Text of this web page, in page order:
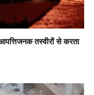
तस्वीरों से करता